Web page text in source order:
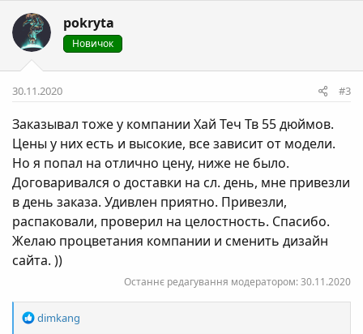
ц
і
ї
pokryta
Новичок
30.11.2020 #3
Заказывал тоже у компании Хай Теч Тв 55 дюймов.
Цены у них есть и высокие, все зависит от модели.
Но я попал на отлично цену, ниже не было.
Договаривался о доставки на сл. день, мне привезли
в день заказа. Удивлен приятно. Привезли,
распаковали, проверил на целостность. Спасибо.
Желаю процветания компании и сменить дизайн
сайта. ))
Останнє редагування модератором:30.11.2020
Р
dimkang